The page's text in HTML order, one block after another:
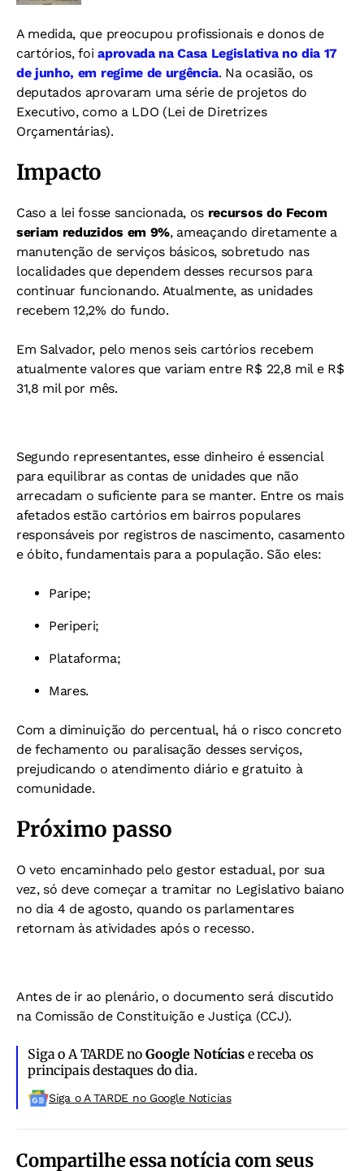
A medida, que preocupou profissionais e donos de
cartórios, foiaprovada na Casa Legislativa no dia 17
de junho, em regime de urgência. Na ocasião, os
deputados aprovaram uma série de projetos do
Executivo, como a LDO (Lei de Diretrizes
Orçamentárias).
Impacto
Caso a lei fosse sancionada, os recursos do Fecom
seriam reduzidos em 9%, ameaçando diretamente a
manutenção de serviços básicos, sobretudo nas
localidades que dependem desses recursos para
continuar funcionando. Atualmente, as unidades
recebem 12,2% do fundo.
Em Salvador, pelo menos seis cartórios recebem
atualmente valores que variam entre R$ 22,8 mil e R$
31,8 mil por mês.
Segundo representantes, esse dinheiro é essencial
para equilibrar as contas de unidades que não
arrecadam o suficiente para se manter. Entre os mais
afetados estão cartórios em bairros populares
responsáveis por registros de nascimento, casamento
e óbito, fundamentais para a população. São eles:
Paripe;
Periperi;
Plataforma;
Mares.
Com a diminuição do percentual, há o risco concreto
de fechamento ou paralisação desses serviços,
prejudicando o atendimento diário e gratuito à
comunidade.
Próximo passo
O veto encaminhado pelo gestor estadual, por sua
vez, só deve começar a tramitar no Legislativo baiano
no dia 4 de agosto, quando os parlamentares
retornam às atividades após o recesso.
Antes de ir ao plenário, o documento será discutido
na Comissão de Constituição e Justiça (CCJ).
Siga o A TARDE noGoogle Notíciase receba os
principais destaques do dia.
Siga o A TARDE no Google Noticias
Compartilhe essa notícia com seus